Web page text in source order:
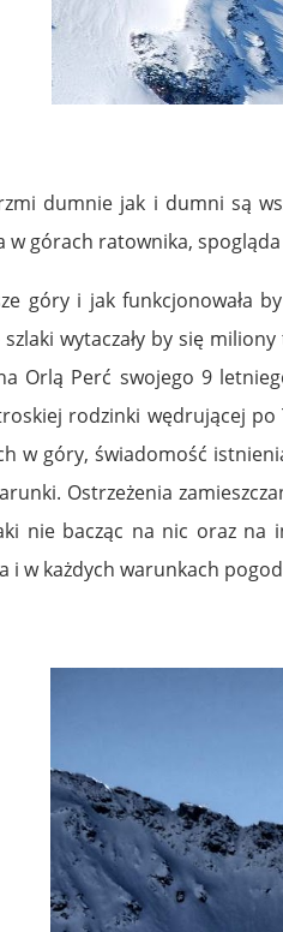
dumnie jak i dumni są
w górach ratownika,
góry i jak funkcjonowała
wytaczały by się
Orlą Perć swojego 9
rodzinki wędrującej
w góry, świadomość
Ostrzeżenia
nie bacząc na nic oraz na
i w każdych warunkach